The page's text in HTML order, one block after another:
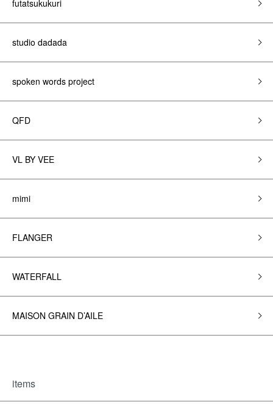
futatsukukuri
studio dadada
spoken words project
QFD
VL BY VEE
mimi
FLANGER
WATERFALL
MAISON GRAIN D’AILE
items